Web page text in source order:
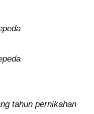
tahun pernikahan